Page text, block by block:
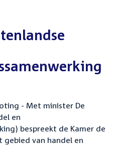
- Met minister De
en
bespreekt de Kamer de
gebied van handel en